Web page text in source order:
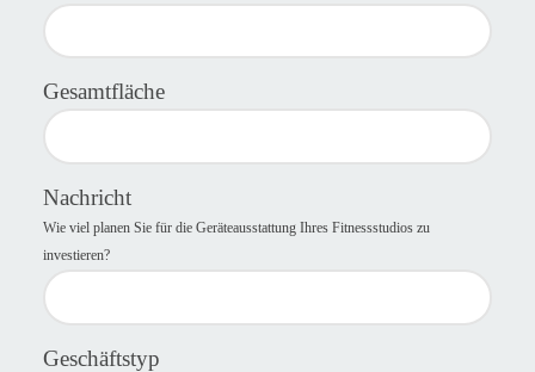
Gesamtfläche
Nachricht
Wie viel planen Sie für die Geräteausstattung Ihres Fitnessstudios zu
investieren?
Geschäftstyp